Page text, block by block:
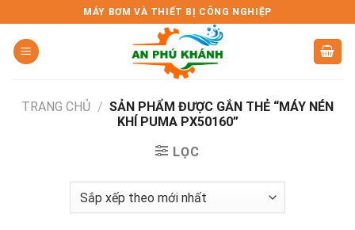
to
content
MÁY BƠM VÀ THIẾT BỊ CÔNG NGHIỆP
TRANG CHỦ / SẢN PHẨM ĐƯỢC GẮN THẺ “MÁY NÉN
KHÍ PUMA PX50160”
LỌC